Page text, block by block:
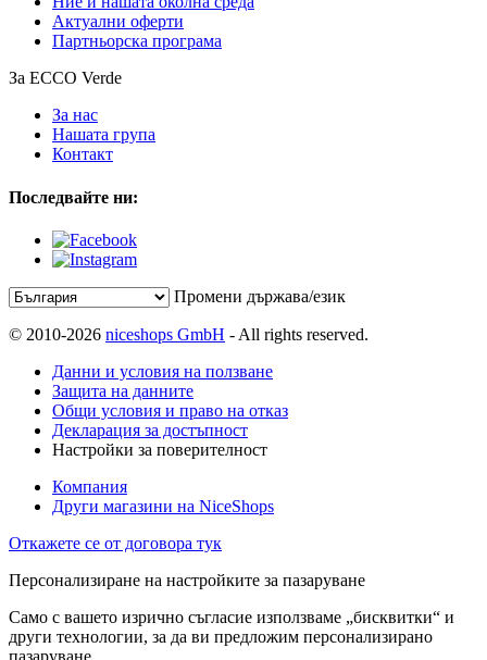
Актуални оферти
Партньорска програма
За ECCO Verde
За нас
Нашата група
Контакт
Последвайте ни:
Промени държава/език
© 2010-2026 niceshops GmbH - All rights reserved.
Данни и условия на ползване
Защита на данните
Общи условия и право на отказ
Декларация за достъпност
Настройки за поверителност
Компания
Други магазини на NiceShops
Откажете се от договора тук
Персонализиране на настройките за пазаруване
Само с вашето изрично съгласие използваме „бисквитки“ и
други технологии, за да ви предложим персонализирано
пазаруване.